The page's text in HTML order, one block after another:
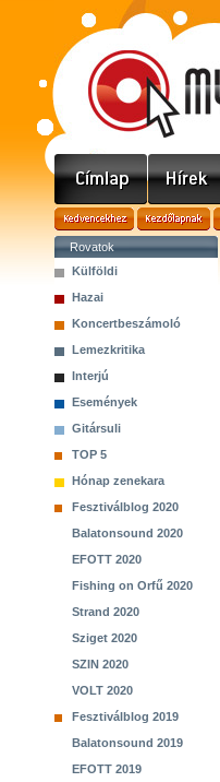
Rovatok
Külföldi
Hazai
Koncertbeszámoló
Lemezkritika
Interjú
Események
Gitársuli
TOP 5
Hónap zenekara
Fesztiválblog 2020
Balatonsound 2020
EFOTT 2020
Fishing on Orfű 2020
Strand 2020
Sziget 2020
SZIN 2020
VOLT 2020
Fesztiválblog 2019
Balatonsound 2019
EFOTT 2019